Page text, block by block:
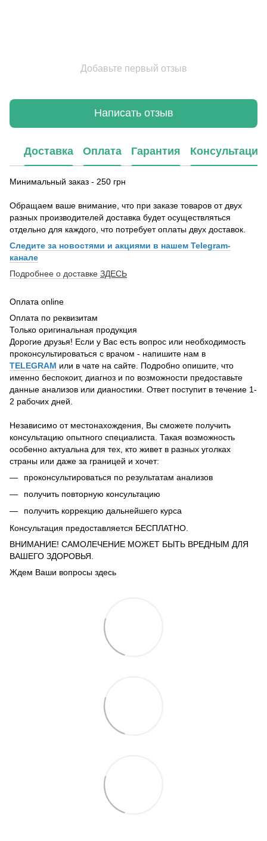
Добавьте первый отзыв
Написать отзыв
Доставка Оплата Гарантия Консультация
Минимальный заказ - 250 грн
Обращаем ваше внимание, что при заказе товаров от двух
разных производителей доставка будет осуществляться
отдельно для каждого, что потребует оплаты двух доставок.
Следите за новостями и акциями в нашем Telegram-
канале
Подробнее о доставке ЗДЕСЬ
Оплата online
Оплата по реквизитам
Только оригинальная продукция
Дорогие друзья! Если у Вас есть вопрос или необходимость
проконсультироваться с врачом - напишите нам в
TELEGRAM или в чате на сайте. Подробно опишите, что
именно беспокоит, диагноз и по возможности предоставьте
данные анализов или дианостики. Ответ поступит в течение 1-
2 рабочих дней.
Независимо от местонахождения, Вы сможете получить
консультацию опытного специалиста. Такая возможность
особенно актуальна для тех, кто живет в разных уголках
страны или даже за границей и хочет:
проконсультироваться по результатам анализов
получить повторную консультацию
получить коррекцию дальнейшего курса
Консультация предоставляется БЕСПЛАТНО.
ВНИМАНИЕ! САМОЛЕЧЕНИЕ МОЖЕТ БЫТЬ ВРЕДНЫМ ДЛЯ
ВАШЕГО ЗДОРОВЬЯ.
Ждем Ваши вопросы здесь